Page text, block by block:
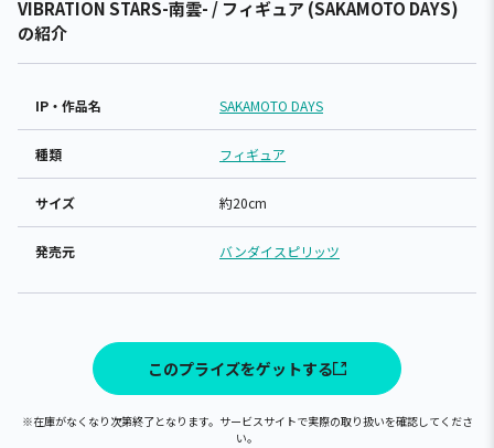
VIBRATION STARS-南雲- / フィギュア (SAKAMOTO DAYS)
の紹介
IP・作品名 SAKAMOTO DAYS
種類 フィギュア
サイズ 約20cm
発売元 バンダイスピリッツ
このプライズをゲットする
※在庫がなくなり次第終了となります。サービスサイトで実際の取り扱いを確認してくださ
い。